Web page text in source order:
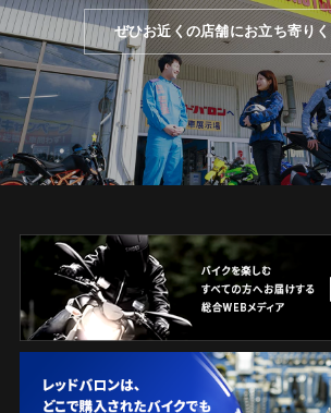
ぜひお近くの店舗にお立ち寄り